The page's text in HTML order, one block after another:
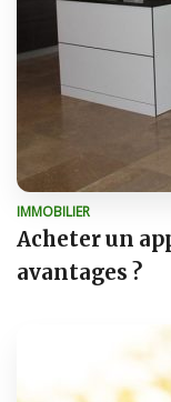
IMMOBILIER
Acheter un
avantages ?